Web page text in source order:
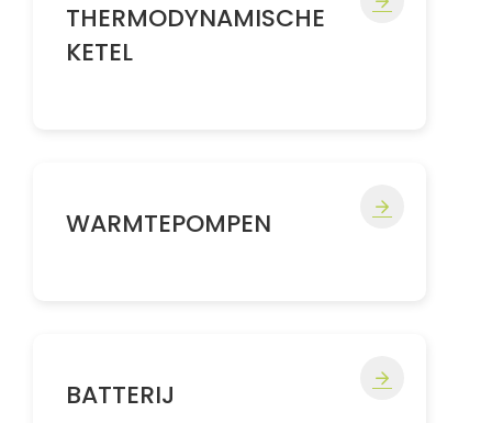
THERMODYNAMISCHE
KETEL
WARMTEPOMPEN
BATTERIJ